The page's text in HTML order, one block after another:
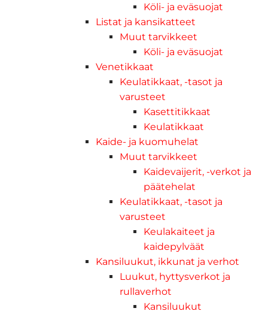
Köli- ja eväsuojat
Listat ja kansikatteet
Muut tarvikkeet
Köli- ja eväsuojat
Venetikkaat
Keulatikkaat, -tasot ja
varusteet
Kasettitikkaat
Keulatikkaat
Kaide- ja kuomuhelat
Muut tarvikkeet
Kaidevaijerit, -verkot ja
päätehelat
Keulatikkaat, -tasot ja
varusteet
Keulakaiteet ja
kaidepylväät
Kansiluukut, ikkunat ja verhot
Luukut, hyttysverkot ja
rullaverhot
Kansiluukut